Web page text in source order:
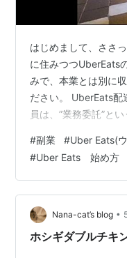
はじめまして、ささ
に住みつつUberEats
みで、本業とは別に
ださい。 UberEats配
員は、”業務委託”と
マンでも挑戦しやす
配達員を始めるまえ
か？」ということ。
UbetEatsの注文がで
までいけば注文可能
#副業 #Uber Eats(
#Uber Eats 始め方
Nana-cat’s blog •
ホシギダブルチキ